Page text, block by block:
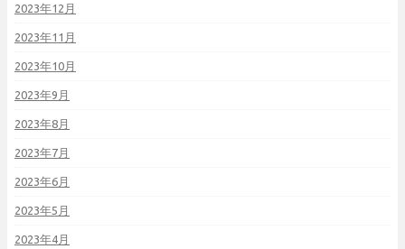
2023年12月
2023年11月
2023年10月
2023年9月
2023年8月
2023年7月
2023年6月
2023年5月
2023年4月